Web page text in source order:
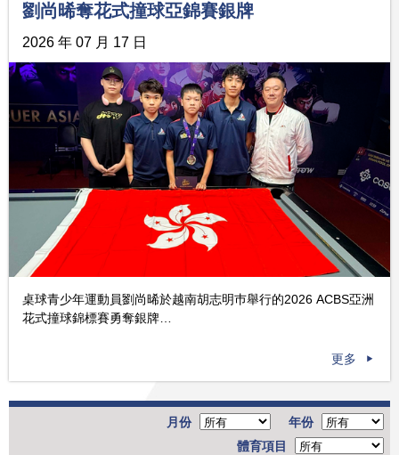
劉尚晞奪花式撞球亞錦賽銀牌
2026 年 07 月 17 日
桌球青少年運動員劉尚晞於越南胡志明巿舉行的2026 ACBS亞洲
花式撞球錦標賽勇奪銀牌…
更多
年份
月份
體育項目